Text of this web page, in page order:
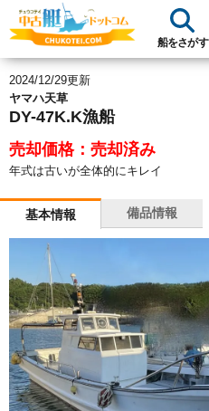
船をさがす
2024/12/29更新
ヤマハ天草
DY-47K.K漁船
売却価格：売却済み
年式は古いが全体的にキレイ
基本情報 備品情報